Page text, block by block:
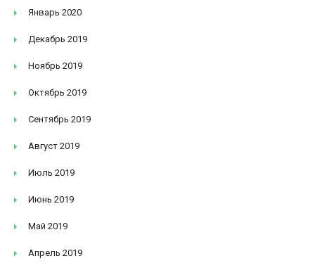
Январь 2020
Декабрь 2019
Ноябрь 2019
Октябрь 2019
Сентябрь 2019
Август 2019
Июль 2019
Июнь 2019
Май 2019
Апрель 2019